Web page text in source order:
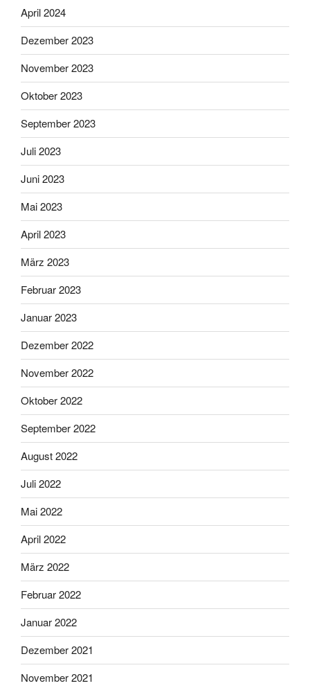
April 2024
Dezember 2023
November 2023
Oktober 2023
September 2023
Juli 2023
Juni 2023
Mai 2023
April 2023
März 2023
Februar 2023
Januar 2023
Dezember 2022
November 2022
Oktober 2022
September 2022
August 2022
Juli 2022
Mai 2022
April 2022
März 2022
Februar 2022
Januar 2022
Dezember 2021
November 2021